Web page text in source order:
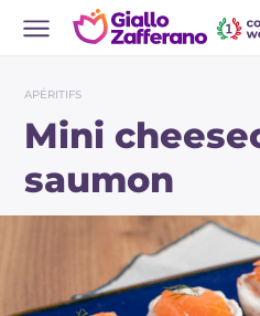
APÉRITIFS
Mini
saumon